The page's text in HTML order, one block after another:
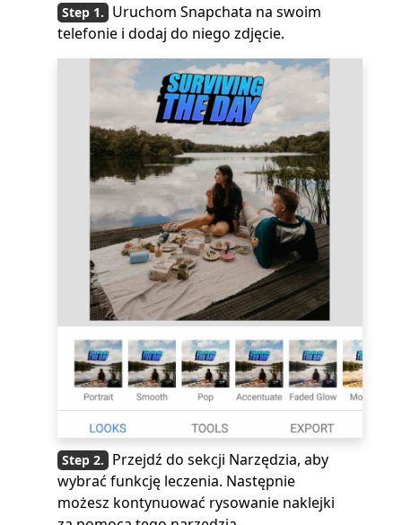
Uruchom Snapchata na swoim
telefonie i dodaj do niego zdjęcie.
Przejdź do sekcji Narzędzia, aby
wybrać funkcję leczenia. Następnie
możesz kontynuować rysowanie naklejki